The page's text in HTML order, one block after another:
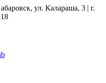
ул. Калараша, 3 | г.